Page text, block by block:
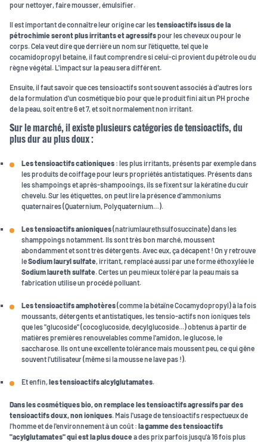
pour nettoyer, faire mousser, émulsifier.
Il est important de connaître leur origine car lestensioactifs issus de la
pétrochimie seront plus irritants et agressifspour les cheveux ou pour le
corps. Cela veut dire que derrière un nom sur l'étiquette, tel que le
cocamidopropyl betaine, il faut comprendre si celui-ci provient du pétrole ou du
règne végétal. L'impact sur la peau sera différent.
Ensuite, il faut savoir que ces tensioactifs sont souvent associés à d'autres lors
de la formulation d'un cosmétique bio pour que le produit fini ait un PH proche
de la peau, soit entre 6 et 7, et soit normalement non irritant.
Sur le marché, il existe plusieurs catégories de tensioactifs, du
plus dur au plus doux :
Les tensioactifs cationiques : les plus irritants, présents par exemple dans
les produits de coiffage pour leurs propriétés antistatiques. Présents dans
les shampoings et après-shampooings, ils se fixent sur la kératine du cuir
chevelu. Sur les étiquettes, on peut lire la présence d'ammoniums
quaternaires (Quaternium, Polyquaternium…).
Les tensioactifs anioniques(natriumlaurethsulfosuccinate) dans les
shamppoings notamment. Ils sont très bon marché, moussent
abondamment et sont très détergents. Avec eux, ça décapent ! On y retrouve
leSodium lauryl sulfate, irritant, remplacé aussi par une forme éthoxylée le
Sodium laureth sulfate. Certes un peu mieux toléré par la peau mais sa
fabrication utilise un procédé polluant.
Les tensioactifs amphotères(comme la bétaïne Cocamydopropyl) à la fois
moussants, détergents et antistatiques, les tensio-actifs non ioniques tels
que les "glucoside" (cocoglucoside, decylglucoside...) obtenus à partir de
matières premières renouvelables comme l'amidon, le glucose, le
saccharose. Ils ont une excellente tolérance mais moussent peu, ce qui gêne
souvent l'utilisateur (même si la mousse ne lave pas !).
Et enfin,les tensioactifs alcylglutamates.
Dans les cosmétiques bio, on remplace les tensioactifs agressifs par des
tensioactifs doux, non ioniques. Mais l'usage de tensioactifs respectueux de
l'homme et de l'environnement à un coût : la gamme des tensioactifs
"acylglutamates" qui est la plus doucea des prix parfois jusqu'à 16 fois plus